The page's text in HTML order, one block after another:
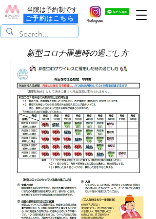
当院は予約制です
ご予約はこちら
新型コロナ罹患時の過ごし方